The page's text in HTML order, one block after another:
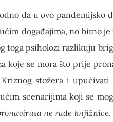
da u ovo pandemijsko
događajima, no bitno
toga psiholozi razlikuju
koje se mora što prije
stožera i upućivati
scenarijima koji se
ne rade knjižnice